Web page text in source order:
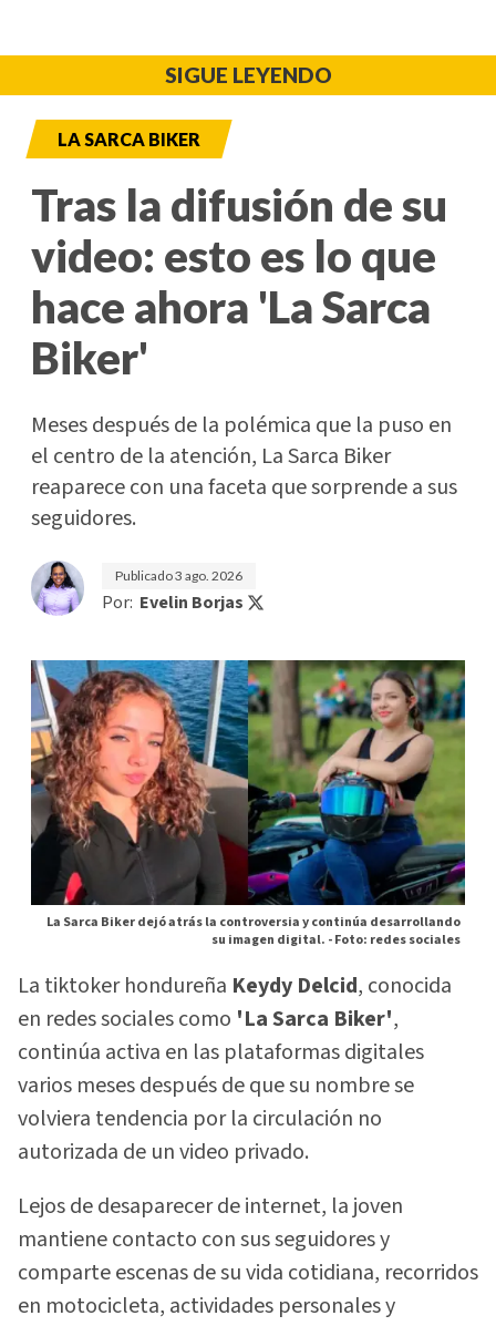
SIGUE LEYENDO
LA SARCA BIKER
Tras la difusión de su
video: esto es lo que
hace ahora 'La Sarca
Biker'
Meses después de la polémica que la puso en
el centro de la atención, La Sarca Biker
reaparece con una faceta que sorprende a sus
seguidores.
Publicado3 ago. 2026
Por: Evelin Borjas
La Sarca Biker dejó atrás la controversia y continúa desarrollando
su imagen digital. -Foto: redes sociales
La tiktoker hondureña Keydy Delcid, conocida
en redes sociales como 'La Sarca Biker',
continúa activa en las plataformas digitales
varios meses después de que su nombre se
volviera tendencia por la circulación no
autorizada de un video privado.
Lejos de desaparecer de internet, la joven
mantiene contacto con sus seguidores y
comparte escenas de su vida cotidiana, recorridos
en motocicleta, actividades personales y